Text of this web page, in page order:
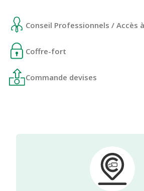
Conseil Professionnels / Accès
Coffre-fort
Commande devises